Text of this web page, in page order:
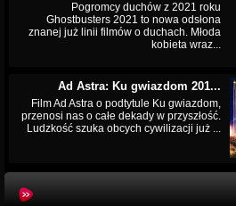
Pogromcy duchów z 2021 roku
Ghostbusters 2021 to nowa odsłona
znanej już linii filmów o duchach. Młoda
kobieta wraz...
Ad Astra: Ku gwiazdom 201...
Film Ad Astra o podtytule Ku gwiazdom,
przenosi nas o całe dekady w przyszłość.
Ludzkość szuka obcych cywilizacji już ...